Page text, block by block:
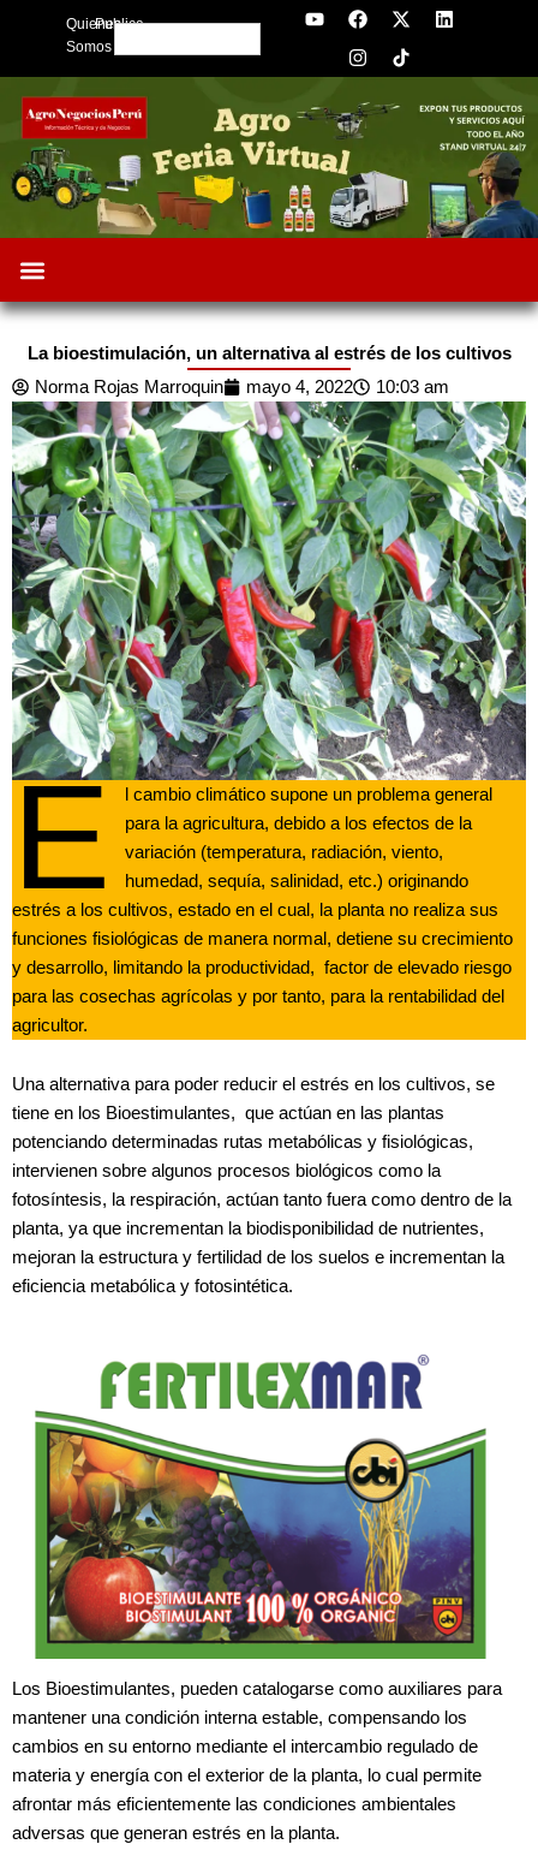
Quienes
Somos
Publica
Search
Y
o
b
e
F
a
c
e
o
o
k
X
-
t
w
t
L
i
d
n
I
n
s
t
g
r
a
La bioestimulación, un alternativa al estrés de los cultivos
Norma Rojas Marroquin
mayo 4, 2022 10:03 am
E
l cambio climático supone un problema general
para la agricultura, debido a los efectos de la
variación (temperatura, radiación, viento,
humedad, sequía, salinidad, etc.) originando
estrés a los cultivos, estado en el cual, la planta no realiza sus
funciones fisiológicas de manera normal, detiene su crecimiento
y desarrollo, limitando la productividad, factor de elevado riesgo
para las cosechas agrícolas y por tanto, para la rentabilidad del
agricultor.
Una alternativa para poder reducir el estrés en los cultivos, se
tiene en los Bioestimulantes, que actúan en las plantas
potenciando determinadas rutas metabólicas y fisiológicas,
intervienen sobre algunos procesos biológicos como la
fotosíntesis, la respiración, actúan tanto fuera como dentro de la
planta, ya que incrementan la biodisponibilidad de nutrientes,
mejoran la estructura y fertilidad de los suelos e incrementan la
eficiencia metabólica y fotosintética.
Los Bioestimulantes, pueden catalogarse como auxiliares para
mantener una condición interna estable, compensando los
cambios en su entorno mediante el intercambio regulado de
materia y energía con el exterior de la planta, lo cual permite
afrontar más eficientemente las condiciones ambientales
adversas que generan estrés en la planta.